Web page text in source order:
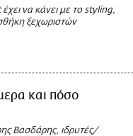
να κάνει με το styling,
ξεχωριστών
και πόσο
Βασδάρης, ιδρυτές/